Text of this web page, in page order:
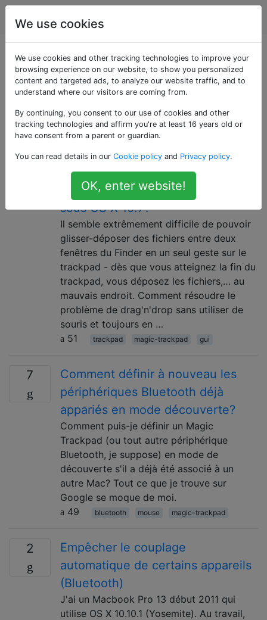
Apple
Questions marquées
«magic-trackpad»
un trackpad multi-touch développé et vendu par Apple
Inc. Il est similaire aux trackpads des MacBook Pro et
Comment utiliser correctement le
glisser-déposer avec MacBook Pro
sous OS X 10.7?
Il semble extrêmement difficile de pouvoir
glisser-déposer des fichiers entre deux
fenêtres du Finder en un seul geste sur le
trackpad - dès que vous atteignez la fin du
trackpad, vous déposez les fichiers,… au
mauvais endroit. Comment résoudre le
problème de drag'n'drop sans utiliser de
souris et toujours en …
51
trackpad magic-trackpad gui
7
Comment définir à nouveau les
périphériques Bluetooth déjà
appariés en mode découverte?
Comment puis-je définir un Magic
Trackpad (ou tout autre périphérique
Bluetooth, je suppose) en mode de
découverte s'il a déjà été associé à un
autre Mac? Tout ce que je trouve sur
Google se moque de moi.
49
bluetooth mouse magic-trackpad
2
Empêcher le couplage
automatique de certains appareils
(Bluetooth)
J'ai un Macbook Pro 13 début 2011 qui
utilise OS X 10.10.1 (Yosemite). Au travail,
We use cookies
We use cookies and other tracking technologies to improve your
browsing experience on our website, to show you personalized
content and targeted ads, to analyze our website traffic, and to
understand where our visitors are coming from.
By continuing, you consent to our use of cookies and other
tracking technologies and affirm you're at least 16 years old or
have consent from a parent or guardian.
You can read details in our Cookie policy and Privacy policy.
OK, enter website!